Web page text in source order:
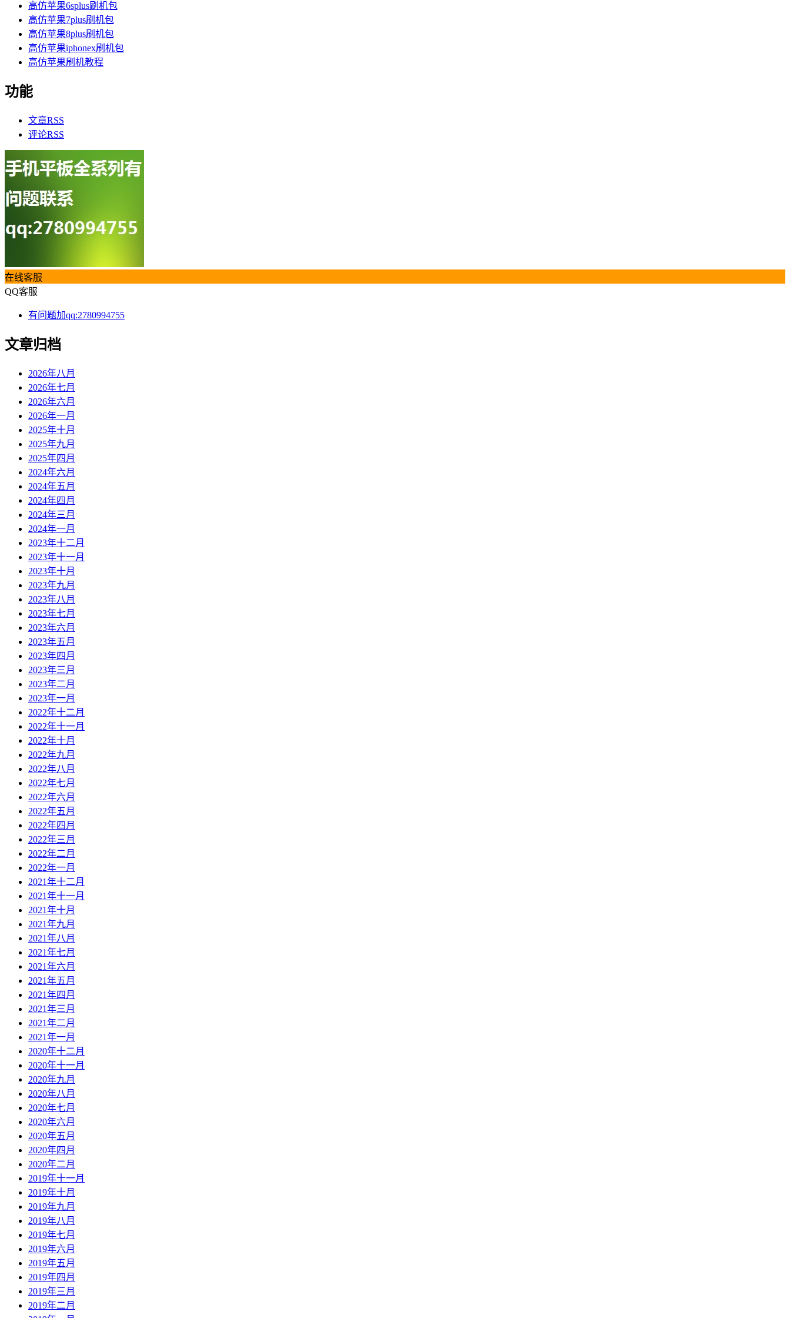
高仿苹果6splus刷机包
高仿苹果7plus刷机包
高仿苹果8plus刷机包
高仿苹果iphonex刷机包
高仿苹果刷机教程
功能
文章RSS
评论RSS
在线客服
QQ客服
有问题加qq:2780994755
文章归档
2026年八月
2026年七月
2026年六月
2026年一月
2025年十月
2025年九月
2025年四月
2024年六月
2024年五月
2024年四月
2024年三月
2024年一月
2023年十二月
2023年十一月
2023年十月
2023年九月
2023年八月
2023年七月
2023年六月
2023年五月
2023年四月
2023年三月
2023年二月
2023年一月
2022年十二月
2022年十一月
2022年十月
2022年九月
2022年八月
2022年七月
2022年六月
2022年五月
2022年四月
2022年三月
2022年二月
2022年一月
2021年十二月
2021年十一月
2021年十月
2021年九月
2021年八月
2021年七月
2021年六月
2021年五月
2021年四月
2021年三月
2021年二月
2021年一月
2020年十二月
2020年十一月
2020年九月
2020年八月
2020年七月
2020年六月
2020年五月
2020年四月
2020年二月
2019年十一月
2019年十月
2019年九月
2019年八月
2019年七月
2019年六月
2019年五月
2019年四月
2019年三月
2019年二月